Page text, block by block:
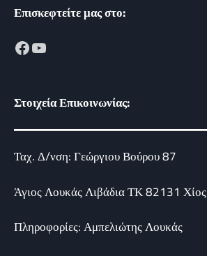
Επισκεφτείτε μας στο:
Facebook
YouTube
Στοιχεία Επικοινωνίας:
Ταχ. Δ/νση: Γεώργιου Βούρου 87
Άγιος Λουκάς Λιβάδια ΤΚ 82131 Χίος
Πληροφορίες: Αμπελιώτης Λουκάς